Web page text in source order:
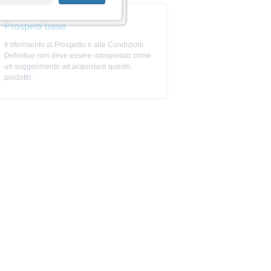
Prospetti base
Il riferimento al Prospetto e alle Condizioni
Definitive non deve essere interpretato come
un suggerimento ad acquistare questo
prodotto.
in alcun modo come
definitive) è possibile trovare
documenti di vendita
Prima di adottare
riportate le informazioni
appieno i rischi e le
parte della BaFin o di
sono disponibili sul sito
o parziale del capitale
strumento del bail-in.
appieno i rischi e le
altra autorità non deve
che possono essere
altre unità aziendali o
essere solo acquistati,
I prospetti informativi o